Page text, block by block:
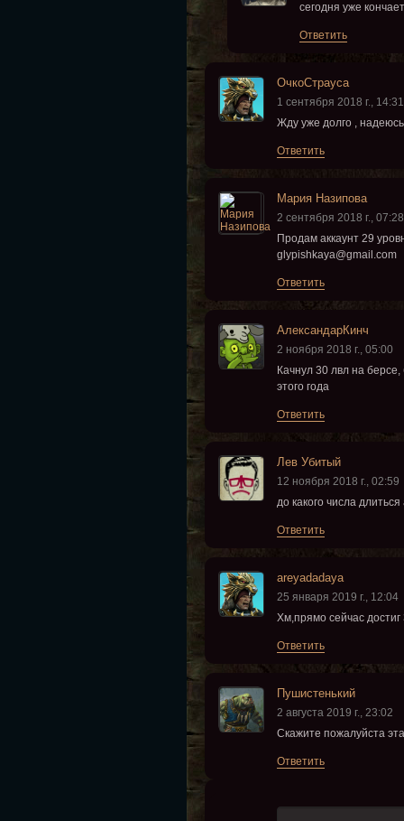
сегодня уже
Ответить
ОчкоСтрауса
1 сентября 2018 г., 14:31
Жду уже долго ,
Ответить
Мария Назипова
2 сентября 2018 г., 07:28
Продам аккаунт 29
glypishkaya@gmail.com
Ответить
АлександарКинч
2 ноября 2018 г., 05:00
Качнул 30 лвл на
этого года
Ответить
Лев Убитый
12 ноября 2018 г., 02:59
до какого числа
Ответить
areyadadaya
25 января 2019 г., 12:04
Хм,прямо сейчас
Ответить
Пушистенький
2 августа 2019 г., 23:02
Скажите пожалуйста
Ответить